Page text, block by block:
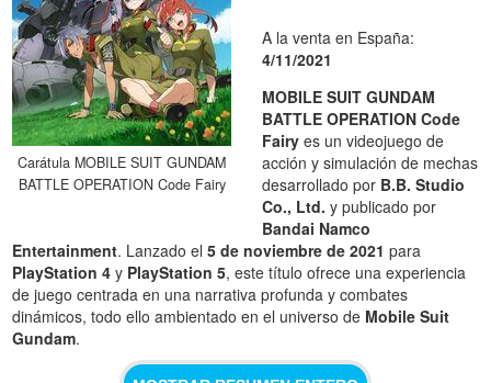
Carátula MOBILE SUIT GUNDAM
BATTLE OPERATION Code Fairy
A la venta en España:
4/11/2021
MOBILE SUIT GUNDAM
BATTLE OPERATION Code
Fairy es un videojuego de
acción y simulación de mechas
desarrollado por B.B. Studio
Co., Ltd. y publicado por
Bandai Namco
Entertainment. Lanzado el5 de noviembre de 2021 para
PlayStation 4 y PlayStation 5, este título ofrece una experiencia
de juego centrada en una narrativa profunda y combates
dinámicos, todo ello ambientado en el universo de Mobile Suit
Gundam.